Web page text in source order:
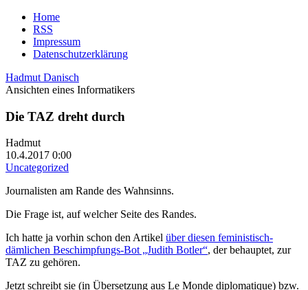
Home
RSS
Impressum
Datenschutzerklärung
Hadmut Danisch
Ansichten eines Informatikers
Die TAZ dreht durch
Hadmut
10.4.2017 0:00
Uncategorized
Journalisten am Rande des Wahnsinns.
Die Frage ist, auf welcher Seite des Randes.
Ich hatte ja vorhin schon den Artikel über diesen feministisch-
dämlichen Beschimpfungs-Bot „Judith Botler“, der behauptet, zur
TAZ zu gehören.
Jetzt schreibt sie (in Übersetzung aus Le Monde diplomatique) bzw.